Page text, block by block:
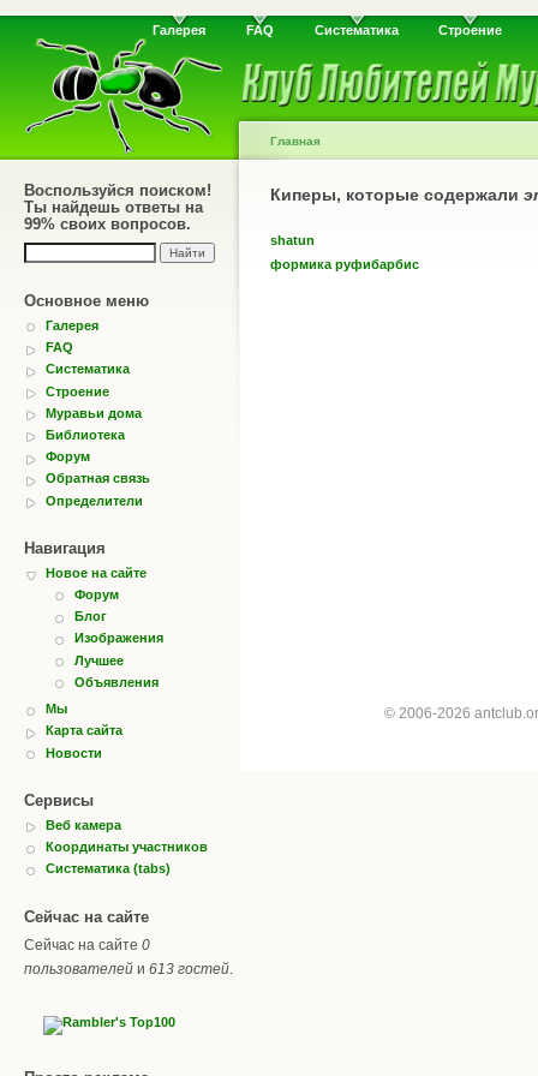
Галерея FAQ Систематика Строение
Воспользуйся поиском!
Ты найдешь ответы на
99% своих вопросов.
Основное меню
Галерея
FAQ
Систематика
Строение
Муравьи дома
Библиотека
Форум
Обратная связь
Определители
Навигация
Новое на сайте
Форум
Блог
Изображения
Лучшее
Объявления
Мы
Карта сайта
Новости
Сервисы
Веб камера
Координаты участников
Систематика (tabs)
Сейчас на сайте
Сейчас на сайте 0
пользователей и 613 гостей
Главная
Киперы, которые содержали
shatun
формика руфибарбис
© 2006-2026